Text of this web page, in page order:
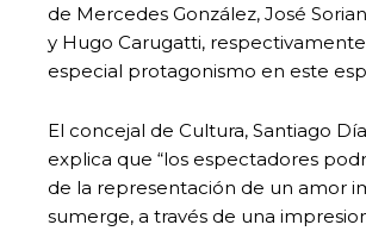
de Mercedes González, José
y Hugo Carugatti,
especial protagonismo en este
El concejal de Cultura, Santiago
explica que “los espectadores
de la representación de un amor
sumerge, a través de una